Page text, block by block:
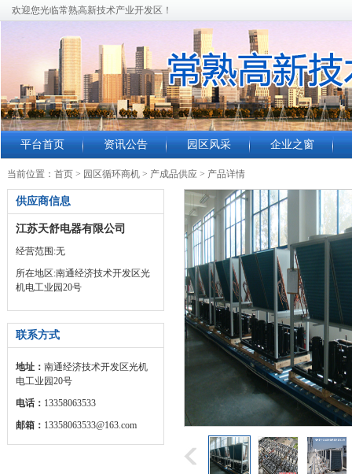
欢迎您光临常熟高新技术产业开发区！
平台首页 资讯公告 园区风采 企业之窗
当前位置： 首页 > 园区循环商机 > 产成品供应 > 产品详情
供应商信息
江苏天舒电器有限公司
经营范围:无
所在地区:南通经济技术开发区光
机电工业园20号
联系方式
地址： 南通经济技术开发区光机
电工业园20号
电话： 13358063533
邮箱： 13358063533@163.com